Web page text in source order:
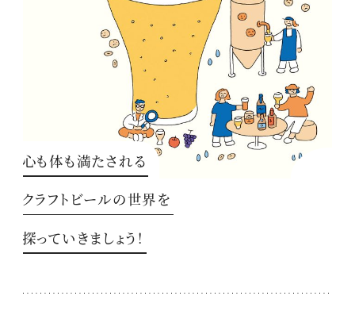
心も体も満たされる
クラフトビールの世界を
探っていきましょう！